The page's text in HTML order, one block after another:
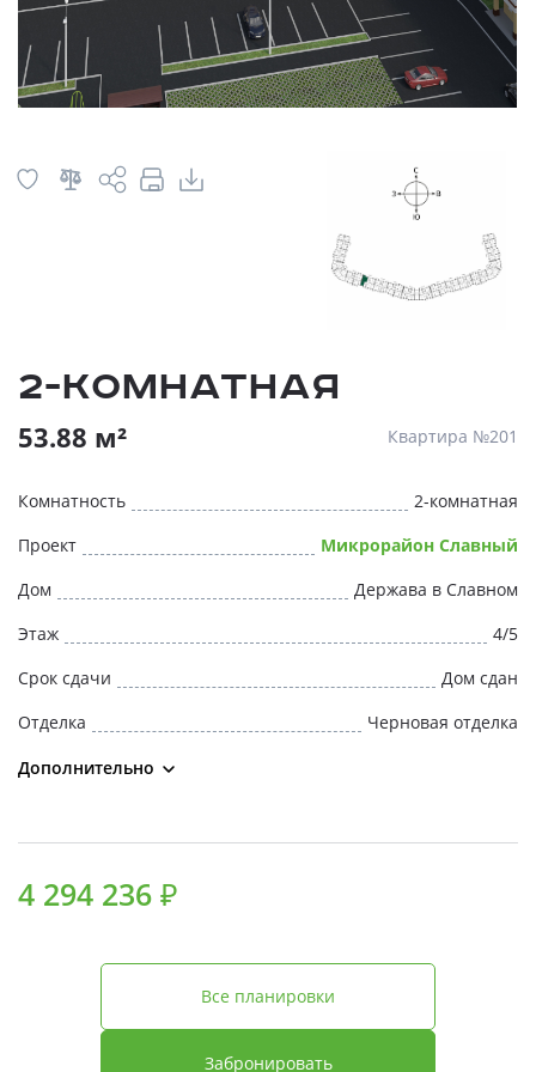
2-комнатная
53.88 м² Квартира №201
Комнатность
2-комнатная
Проект
Микрорайон Славный
Дом
Держава в Славном
Этаж
4/5
Срок сдачи
Дом сдан
Отделка
Черновая отделка
Дополнительно
4 294 236 ₽
Забронировать
Все планировки